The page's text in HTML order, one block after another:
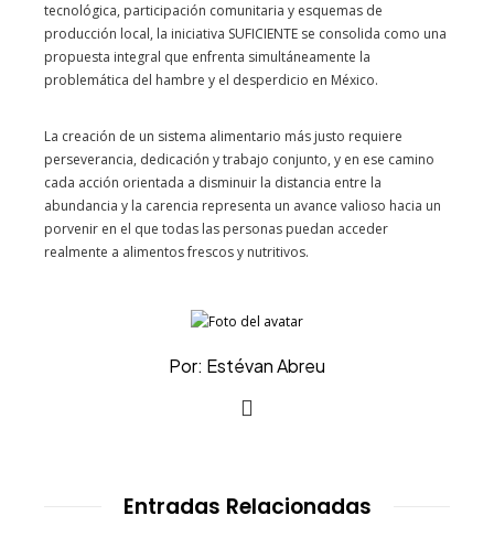
tecnológica, participación comunitaria y esquemas de
producción local, la iniciativa SUFICIENTE se consolida como una
propuesta integral que enfrenta simultáneamente la
problemática del hambre y el desperdicio en México.
La creación de un sistema alimentario más justo requiere
perseverancia, dedicación y trabajo conjunto, y en ese camino
cada acción orientada a disminuir la distancia entre la
abundancia y la carencia representa un avance valioso hacia un
porvenir en el que todas las personas puedan acceder
realmente a alimentos frescos y nutritivos.
Por: Estévan Abreu
Entradas Relacionadas